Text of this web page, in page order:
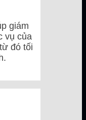
giám
vụ của
đó tối